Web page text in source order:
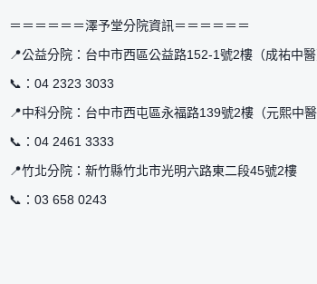
＝＝＝＝＝＝澤予堂分院資訊＝＝＝＝＝＝
📍公益分院：台中市西區公益路152-1號2樓（成祐中醫
📞：04 2323 3033
📍中科分院：台中市西屯區永福路139號2樓（元熙中醫
📞：04 2461 3333
📍竹北分院：新竹縣竹北市光明六路東二段45號2樓
📞：03 658 0243